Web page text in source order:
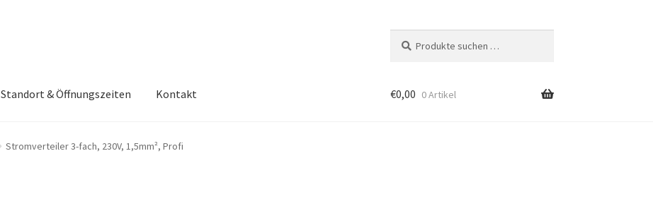
nach:
Standort & Öffnungszeiten Kontakt €0,00 0 Artikel
Stromverteiler 3-fach, 230V, 1,5mm², Profi